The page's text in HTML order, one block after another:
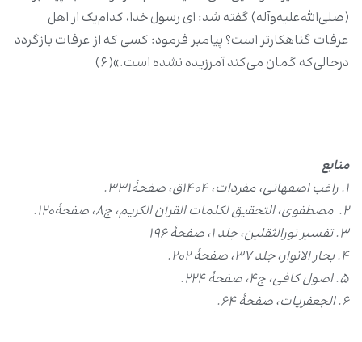
(صلی‌الله‌علیه‌وآله) گفته شد: ای رسول خدا، کدام‌یک از اهل
عرفات گناهکارتر است؟ پیامبر فرمود: کسی که از عرفات بازگردد
درحالی‌که گمان می‌کند آمرزیده نشده است.»(۶)
منابع
۱. راغب اصفهانی، مفردات، ۱۴۰۴ق، صفحۀ۳۳۱.
۲. مصطفوی، التحقیق لکلمات القرآن الکریم، ج۸، صفحۀ۱۲۰.
۳. تفسیر نورالثقلین، جلد ۱، صفحۀ ۱۹۶
۴. بحار الانوار، جلد ۳۷، صفحۀ ۲۰۲.
۵. اصول کافی، ج4، صفحۀ ۲۲۴.
۶. الجعفریات، صفحۀ ۶۴.